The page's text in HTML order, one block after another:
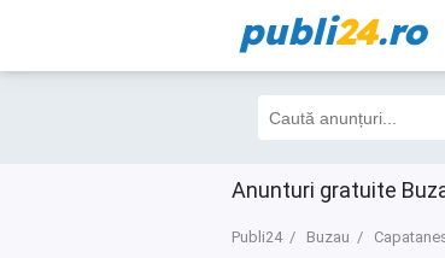
publi24.ro
Anunturi gratuite
Publi24 Buzau
Filtre 2 Toate
18